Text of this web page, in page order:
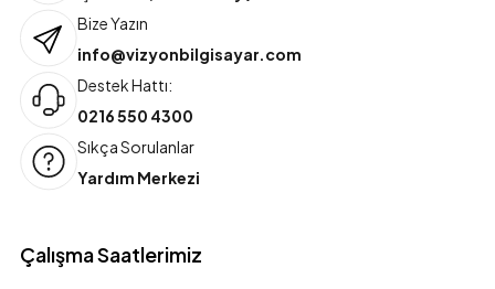
Bize Yazın
info@vizyonbilgisayar.com
Destek Hattı:
0216 550 4300
Sıkça Sorulanlar
Yardım Merkezi
Çalışma Saatlerimiz